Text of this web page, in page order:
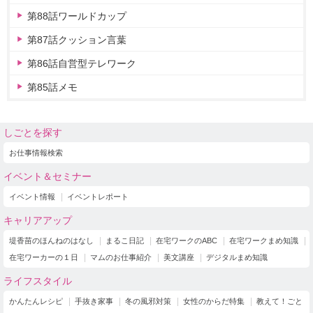
第88話ワールドカップ
第87話クッション言葉
第86話自営型テレワーク
第85話メモ
しごとを探す
お仕事情報検索
イベント＆セミナー
イベント情報 イベントレポート
キャリアアップ
堤香苗のほんねのはなし まるこ日記 在宅ワークのABC
在宅ワークまめ知識
在宅ワーカーの１日
マムのお仕事紹介 美文講座 デジタルまめ知識
ライフスタイル
かんたんレシピ 手抜き家事 冬の風邪対策 女性のからだ特集
教えて！ごと